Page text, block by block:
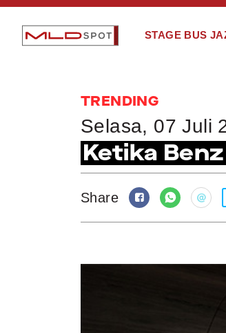
STAGE BUS
TRENDING
Selasa, 07 Juli
Ketika
Share